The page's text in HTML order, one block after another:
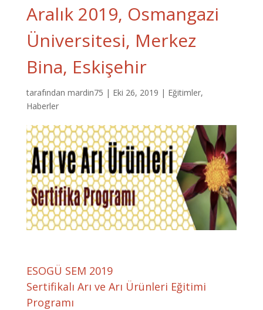
Aralık 2019, Osmangazi
Üniversitesi, Merkez
Bina, Eskişehir
tarafından mardin75 | Eki 26, 2019 | Eğitimler,
Haberler
ESOGÜ SEM 2019
Sertifikalı Arı ve Arı Ürünleri Eğitimi
Programı